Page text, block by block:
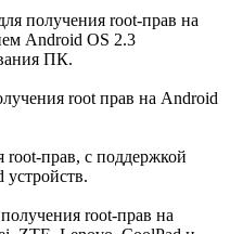
получения root-прав на
Android OS 2.3
ПК.
root прав на Android
прав, с поддержкой
устройств.
root-прав на